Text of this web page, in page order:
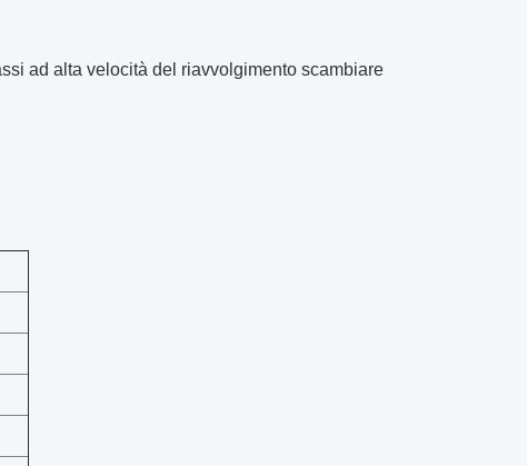
ad alta velocità del riavvolgimento scambiare